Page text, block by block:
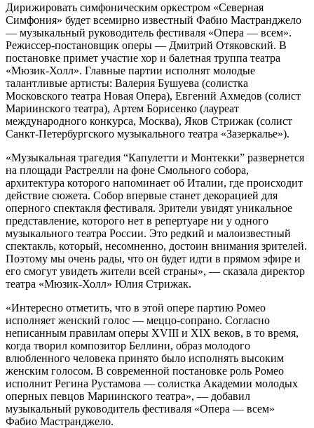
Дирижировать симфоническим оркестром «Северная
Симфония» будет всемирно известный Фабио Мастранджело
— музыкальный руководитель фестиваля «Опера — всем».
Режиссер-постановщик оперы — Дмитрий Отяковский. В
постановке примет участие хор и балетная труппа театра
«Мюзик-Холл». Главные партии исполнят молодые
талантливые артисты: Валерия Бушуева (солистка
Московского театра Новая Опера), Евгений Ахмедов (солист
Мариинского театра), Артем Борисенко (лауреат
международного конкурса, Москва), Яков Стрижак (солист
Санкт-Петербургского музыкального театра «Зазеркалье»).
«Музыкальная трагедия “Капулетти и Монтекки” развернется
на площади Растрелли на фоне Смольного собора,
архитектура которого напоминает об Италии, где происходит
действие сюжета. Собор впервые станет декорацией для
оперного спектакля фестиваля. Зрители увидят уникальное
представление, которого нет в репертуаре ни у одного
музыкального театра России. Это редкий и малоизвестный
спектакль, который, несомненно, достоин внимания зрителей.
Поэтому мы очень рады, что он будет идти в прямом эфире и
его смогут увидеть жители всей страны», — сказала директор
театра «Мюзик-Холл» Юлия Стрижак.
«Интересно отметить, что в этой опере партию Ромео
исполняет женский голос — меццо-сопрано. Согласно
неписанным правилам оперы XVIII и XIX веков, в то время,
когда творил композитор Беллини, образ молодого
влюбленного человека принято было исполнять высоким
женским голосом. В современной постановке роль Ромео
исполнит Регина Рустамова — солистка Академии молодых
оперных певцов Мариинского театра», — добавил
музыкальный руководитель фестиваля «Опера — всем»
Фабио Мастранджело.